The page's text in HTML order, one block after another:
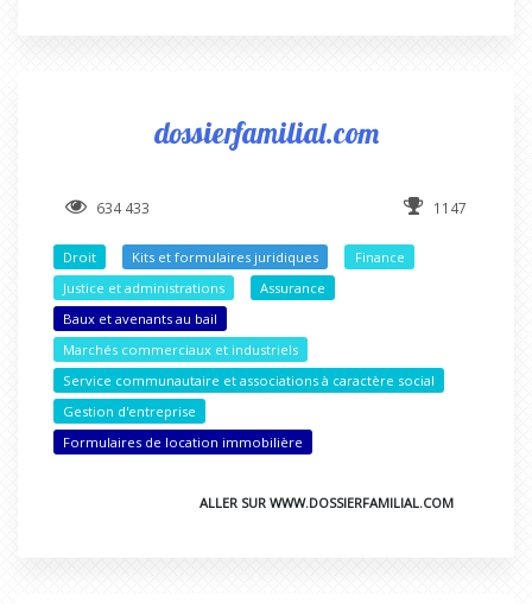
dossierfamilial.com
634 433 1147
Droit Kits et formulaires juridiques
Finance
Justice et administrations
Assurance
Baux et avenants au bail
Marchés commerciaux et industriels
Service communautaire et associations à caractère social
Gestion d'entreprise
Formulaires de location immobilière
ALLER SUR WWW.DOSSIERFAMILIAL.COM